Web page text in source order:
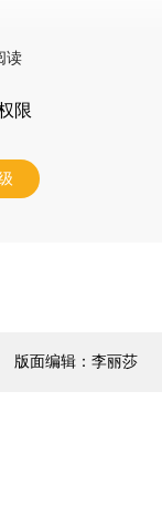
读
限
版面编辑：李丽莎